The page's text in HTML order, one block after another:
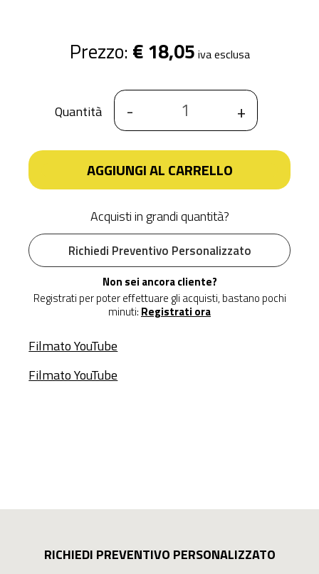
Prezzo: € 18,05 iva esclusa
Quantità - +
AGGIUNGI AL CARRELLO
Acquisti in grandi quantità?
Richiedi Preventivo Personalizzato
Non sei ancora cliente?
Registrati per poter effettuare gli acquisti, bastano pochi
minuti: Registrati ora
Filmato YouTube
Filmato YouTube
RICHIEDI PREVENTIVO PERSONALIZZATO